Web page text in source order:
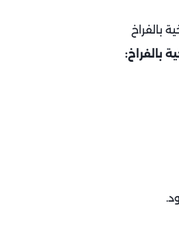
بالفراخ: